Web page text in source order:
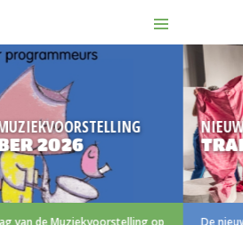
2026
de Muziekvoorstelling op
NIEUW
De nieuwe